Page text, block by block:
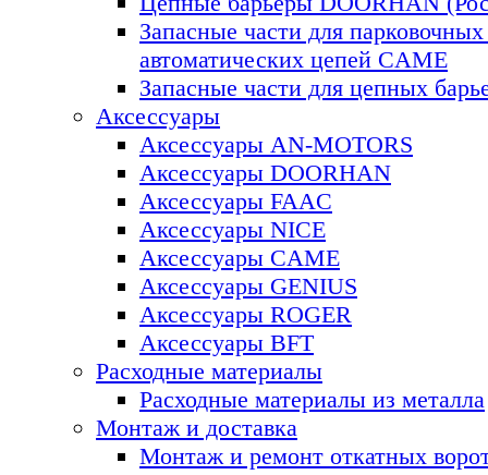
Запасные части для
автоматических цепей CAME
Запасные части для цепных
Аксессуары
Аксессуары AN-MOTORS
Аксесcуары DOORHAN
Аксесcуары FAAC
Аксесcуары NICE
Аксессуары CAME
Аксессуары GENIUS
Аксессуары ROGER
Аксесcуары BFT
Расходные материалы
Расходные материалы из металла
Монтаж и доставка
Монтаж и ремонт откатных